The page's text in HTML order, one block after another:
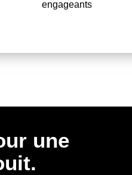
engageants
de communication.
une